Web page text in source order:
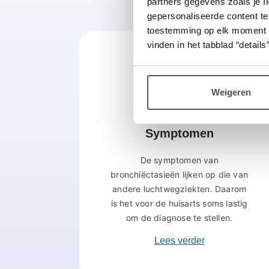
gepersonaliseerde content
toestemming op elk
vinden in het tabblad
Weigeren
Symptomen
De symptomen van
bronchiëctasieën lijken op die van
andere luchtwegziekten. Daarom
is het voor de huisarts soms lastig
om de diagnose te stellen.
Lees verder